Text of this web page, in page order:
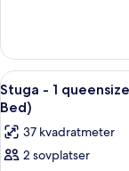
säng
utsikt
mot
trädgården
(1
-
kingsize-
säng
utsikt
mot
trädgården
Öppna
alla
foton
för
Stuga
9
Stuga - 1
Bed)
37 kvadratmeter
2 sovplatser